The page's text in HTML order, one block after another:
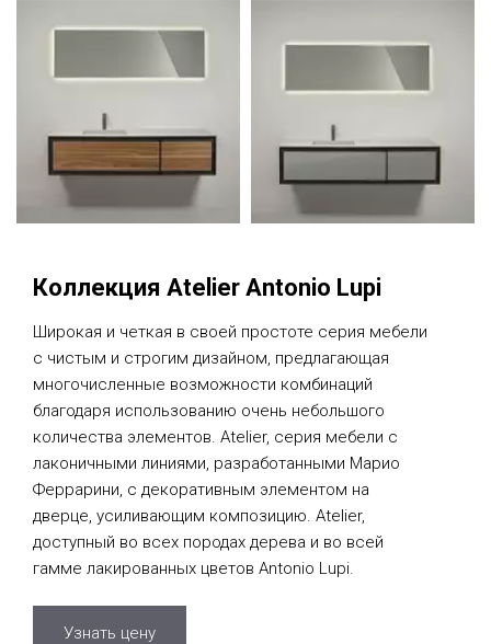
Коллекция Atelier Antonio Lupi
Широкая и четкая в своей простоте серия мебели
с чистым и строгим дизайном, предлагающая
многочисленные возможности комбинаций
благодаря использованию очень небольшого
количества элементов. Atelier, серия мебели с
лаконичными линиями, разработанными Марио
Феррарини, с декоративным элементом на
дверце, усиливающим композицию. Atelier,
доступный во всех породах дерева и во всей
гамме лакированных цветов Antonio Lupi.
Узнать цену